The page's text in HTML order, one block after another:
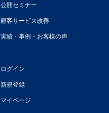
公開セミナー
顧客サービス改善
実績・事例・お客様の声
ログイン
新規登録
マイページ